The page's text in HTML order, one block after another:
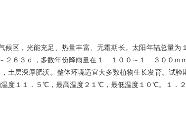
候区，光能充足、热量丰富、无霜期长。太阳年辐总量
６３ｄ，多数年份降雨量在１ １００～１ ３００ｍ
土层深厚肥沃。整体环境适宜大多数植物生长发育。试
度１１．５℃，最高温度２１℃，最低温度１０℃。１．